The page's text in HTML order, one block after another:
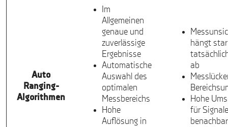
Auto
Ranging-
Algorithmen
Im
Allgemeinen
genaue und
zuverlässige
Ergebnisse
Automatische
Auswahl des
optimalen
Messbereichs
Hohe
Auflösung in
hängt
ab
Hohe
für